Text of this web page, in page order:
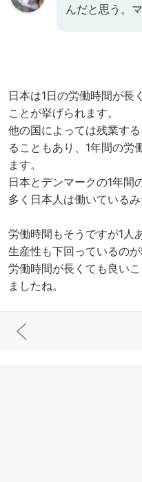
んだと思う。
日本は1日の労働時間が長
ことが挙げられます。
他の国によっては残業す
ることもあり、1年間の労
ます。
日本とデンマークの1年間
多く日本人は働いている
労働時間もそうですが1人
生産性も下回っているのが
労働時間が長くても良い
ましたね。